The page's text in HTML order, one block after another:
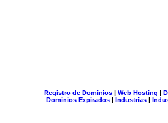
Registro de Dominios| Web Hosting |
Dominios Expirados | Industrias |